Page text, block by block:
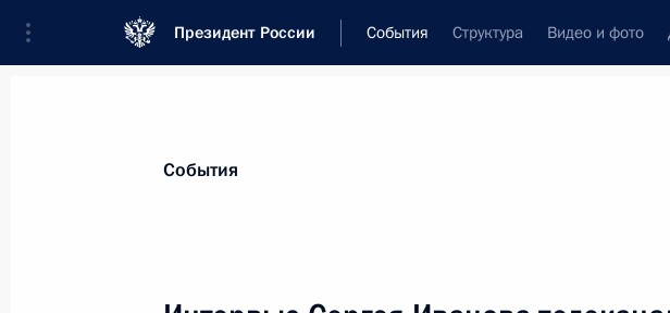
Президент России События Структура Видео и фото
Новости
События